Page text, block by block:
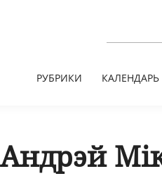
РУБРИКИ КАЛЕНДАРЬ